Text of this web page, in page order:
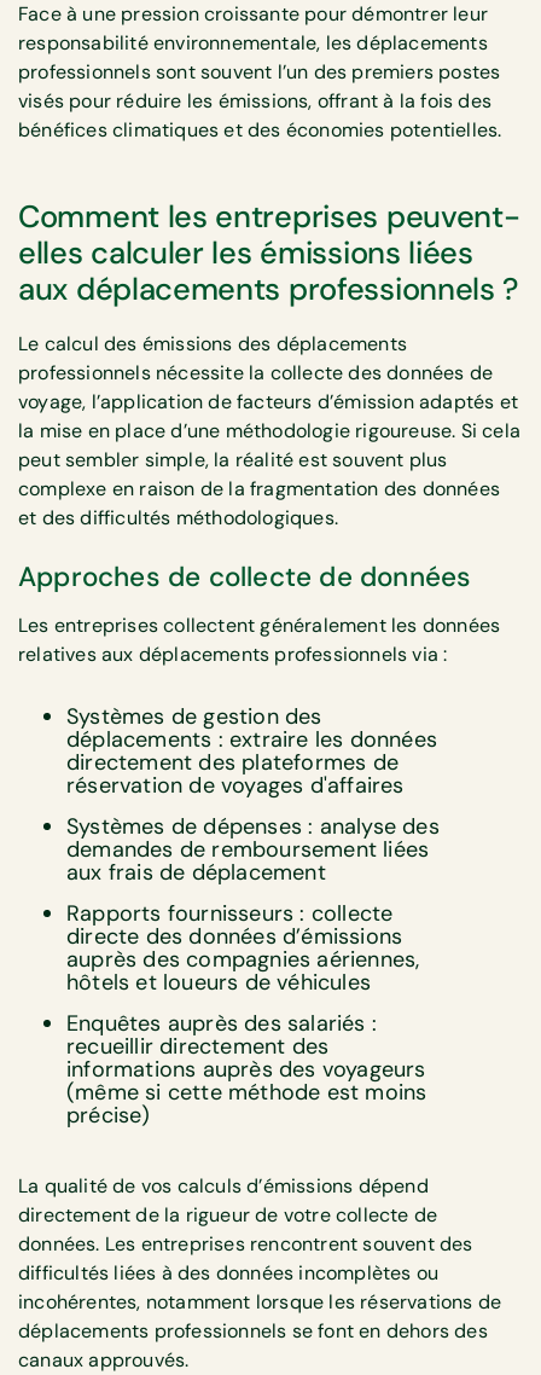
Face à une pression croissante pour démontrer leur
responsabilité environnementale, les déplacements
professionnels sont souvent l’un des premiers postes
visés pour réduire les émissions, offrant à la fois des
bénéfices climatiques et des économies potentielles.
Comment les entreprises peuvent-
elles calculer les émissions liées
aux déplacements professionnels ?
Le calcul des émissions des déplacements
professionnels nécessite la collecte des données de
voyage, l’application de facteurs d’émission adaptés et
la mise en place d’une méthodologie rigoureuse. Si cela
peut sembler simple, la réalité est souvent plus
complexe en raison de la fragmentation des données
et des difficultés méthodologiques.
Approches de collecte de données
Les entreprises collectent généralement les données
relatives aux déplacements professionnels via :
Systèmes de gestion des
déplacements : extraire les données
directement des plateformes de
réservation de voyages d'affaires
Systèmes de dépenses : analyse des
demandes de remboursement liées
aux frais de déplacement
Rapports fournisseurs : collecte
directe des données d’émissions
auprès des compagnies aériennes,
hôtels et loueurs de véhicules
Enquêtes auprès des salariés :
recueillir directement des
informations auprès des voyageurs
(même si cette méthode est moins
précise)
La qualité de vos calculs d’émissions dépend
directement de la rigueur de votre collecte de
données. Les entreprises rencontrent souvent des
difficultés liées à des données incomplètes ou
incohérentes, notamment lorsque les réservations de
déplacements professionnels se font en dehors des
canaux approuvés.